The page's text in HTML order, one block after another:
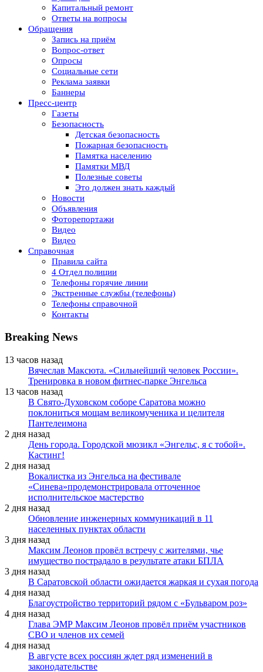
Капитальный ремонт
Ответы на вопросы
Обращения
Запись на приём
Вопрос-ответ
Опросы
Социальные сети
Реклама заявки
Баннеры
Пресс-центр
Газеты
Безопасность
Детская безопасность
Пожарная безопасность
Памятка населению
Памятки МВД
Полезные советы
Это должен знать каждый
Новости
Объявления
Фоторепортажи
Видео
Видео
Справочная
Правила сайта
4 Отдел полиции
Телефоны горячие линии
Экстренные службы (телефоны)
Телефоны справочной
Контакты
Breaking News
13 часов назад
Вячеслав Максюта. «Сильнейший человек России».
Тренировка в новом фитнес-парке Энгельса
13 часов назад
В Свято-Духовском соборе Саратова можно
поклониться мощам великомученика и целителя
Пантелеимона
2 дня назад
День города. Городской мюзикл «Энгельс, я с тобой».
Кастинг!
2 дня назад
Вокалистка из Энгельса на фестивале
«Синева»продемонстрировала отточенное
исполнительское мастерство
2 дня назад
Обновление инженерных коммуникаций в 11
населенных пунктах области
3 дня назад
Максим Леонов провёл встречу с жителями, чье
имущество пострадало в результате атаки БПЛА
3 дня назад
В Саратовской области ожидается жаркая и сухая погода
4 дня назад
Благоустройство территорий рядом с «Бульваром роз»
4 дня назад
Глава ЭМР Максим Леонов провёл приём участников
СВО и членов их семей
4 дня назад
В августе всех россиян ждет ряд изменений в
законодательстве